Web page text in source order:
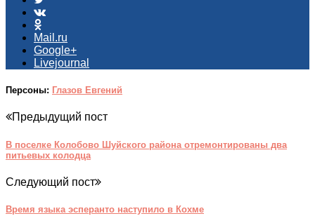
Mail.ru
Google+
Livejournal
Персоны: Глазов Евгений
Предыдущий пост
В поселке Колобово Шуйского района отремонтированы два
питьевых колодца
Следующий пост
Время языка эсперанто наступило в Кохме